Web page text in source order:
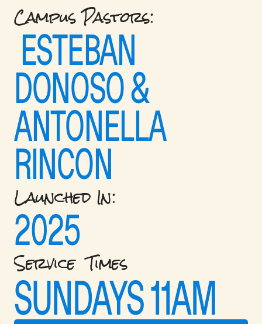
Campus Pastors:
DONOSO &
ANTONELLA
RINCON
Launched In:
2025
Service  Times
SUNDAYS 11AM